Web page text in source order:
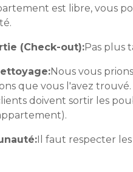
est libre, vous
(Check-out):Pas plus
Nous vous
que vous l'avez
doivent sortir les
Il faut respecter